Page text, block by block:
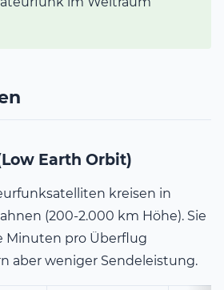
Earth Orbit)
kreisen in
(200-2.000 km Höhe). Sie
Minuten pro Überflug
aber weniger Sendeleistung.